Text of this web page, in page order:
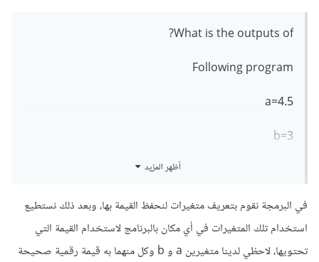
What is the outputs of?
Following program
a=4.5
b=3
أظهر المزيد
في البرمجة نقوم بتعريف متغيرات لنحفظ القيمة بها، وبعد ذلك نستطيع
استخدام تلك المتغيرات في أي مكان بالبرنامج لاستخدام القيمة التي
تحتويها، لاحظي لدينا متغيرين a و b وكل منهما به قيمة رقمية صحيحة